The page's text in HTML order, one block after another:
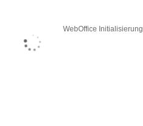
WebOffice Initialisierung